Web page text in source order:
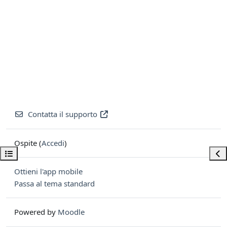
Apri indice del corso
Contatta il supporto
Ospite (Accedi)
Ottieni l'app mobile
Passa al tema standard
Powered by Moodle